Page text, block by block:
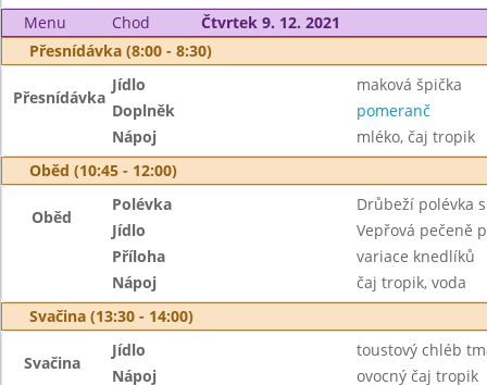
Menu
Chod
Čtvrtek 9. 12. 2021
Přesnídávka (8:00 - 8:30)
Přesnídávka
Jídlo
maková špička
Doplněk
pomeranč
Nápoj
mléko, čaj tropik
Oběd (10:45 - 12:00)
Oběd
Polévka
Drůbeží polévka
Jídlo
Vepřová pečeně
Příloha
variace knedlíků
Nápoj
čaj tropik, voda
Svačina (13:30 - 14:00)
Svačina
Jídlo
toustový chléb
Nápoj
ovocný čaj tropik